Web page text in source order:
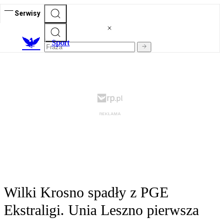
Serwisy
Sport
Wilki Krosno spadły z PGE
Ekstraligi. Unia Leszno pierwsza